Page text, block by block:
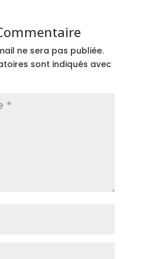
ne sera pas publiée.
sont indiqués avec